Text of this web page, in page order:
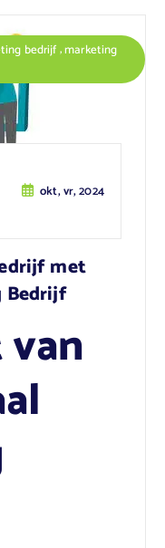
okt, vr, 2024
bedrijf,marketing
met
Bedrijf